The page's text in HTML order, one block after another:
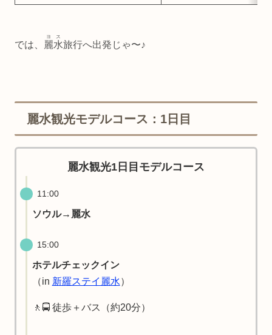
では、 麗水
ヨス
旅行へ出発じゃ〜♪
麗水観光モデルコース：1日目
麗水観光1日目モデルコース
11:00
ソウル→麗水
15:00
ホテルチェックイン
（in 新羅ステイ麗水）
🚶🚍 徒歩＋バス（約20分）